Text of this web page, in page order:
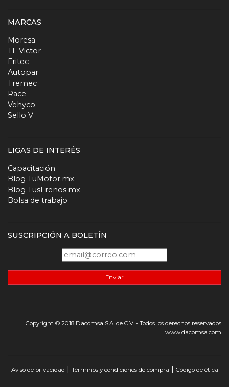
MARCAS
Moresa
TF Victor
Fritec
Autopar
Tremec
Race
Vehyco
Sello V
LIGAS DE INTERÉS
Capacitación
Blog TuMotor.mx
Blog TusFrenos.mx
Bolsa de trabajo
SUSCRIPCIÓN A BOLETÍN
Enviar
Copyright © 2018 Dacomsa S.A. de C.V. - Todos los derechos reservados
www.dacomsa.com
Aviso de privacidad Términos y condiciones de compra Código de ética